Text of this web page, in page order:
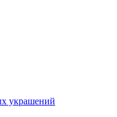
украшений